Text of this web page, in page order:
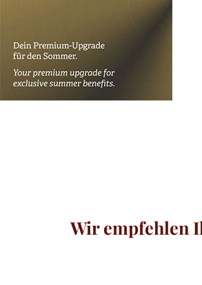
Wir empfehlen